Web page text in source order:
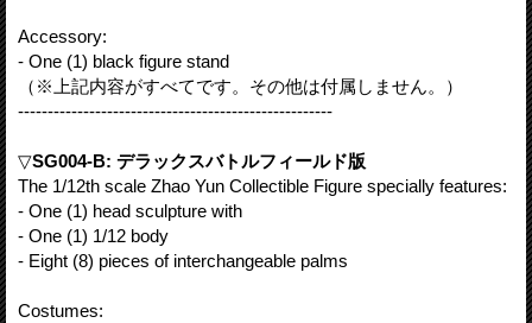
Accessory:
- One (1) black figure stand
（※上記内容がすべてです。その他は付属しません。）
-----------------------------------------------------
▽SG004-B: デラックスバトルフィールド版
The 1/12th scale Zhao Yun Collectible Figure specially features:
- One (1) head sculpture with
- One (1) 1/12 body
- Eight (8) pieces of interchangeable palms
Costumes: